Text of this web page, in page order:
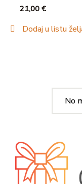
21,00€
Dodaj u listu
No